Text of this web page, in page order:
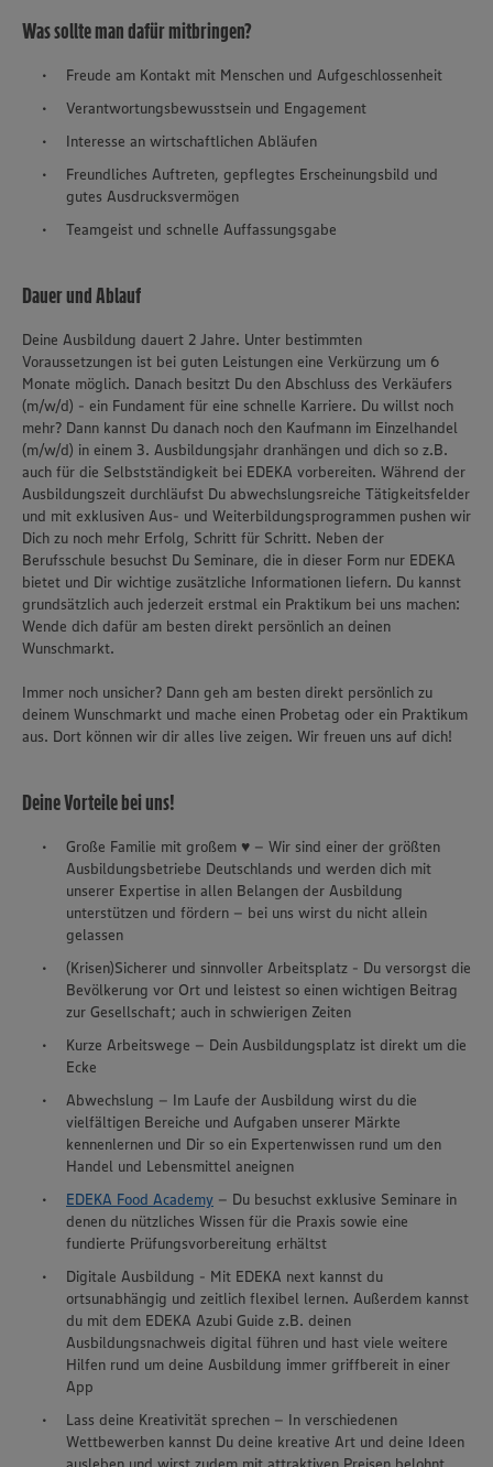
Was sollte man dafür mitbringen?
Freude am Kontakt mit Menschen und Aufgeschlossenheit
Verantwortungsbewusstsein und Engagement
Interesse an wirtschaftlichen Abläufen
Freundliches Auftreten, gepflegtes Erscheinungsbild und
gutes Ausdrucksvermögen
Teamgeist und schnelle Auffassungsgabe
Dauer und Ablauf
Deine Ausbildung dauert 2 Jahre. Unter bestimmten
Voraussetzungen ist bei guten Leistungen eine Verkürzung um 6
Monate möglich. Danach besitzt Du den Abschluss des Verkäufers
(m/w/d) - ein Fundament für eine schnelle Karriere. Du willst noch
mehr? Dann kannst Du danach noch den Kaufmann im Einzelhandel
(m/w/d) in einem 3. Ausbildungsjahr dranhängen und dich so z.B.
auch für die Selbstständigkeit bei EDEKA vorbereiten. Während der
Ausbildungszeit durchläufst Du abwechslungsreiche Tätigkeitsfelder
und mit exklusiven Aus- und Weiterbildungsprogrammen pushen wir
Dich zu noch mehr Erfolg, Schritt für Schritt. Neben der
Berufsschule besuchst Du Seminare, die in dieser Form nur EDEKA
bietet und Dir wichtige zusätzliche Informationen liefern. Du kannst
grundsätzlich auch jederzeit erstmal ein Praktikum bei uns machen:
Wende dich dafür am besten direkt persönlich an deinen
Wunschmarkt.
Immer noch unsicher? Dann geh am besten direkt persönlich zu
deinem Wunschmarkt und mache einen Probetag oder ein Praktikum
aus. Dort können wir dir alles live zeigen. Wir freuen uns auf dich!
Deine Vorteile bei uns!
Große Familie mit großem ♥ – Wir sind einer der größten
Ausbildungsbetriebe Deutschlands und werden dich mit
unserer Expertise in allen Belangen der Ausbildung
unterstützen und fördern – bei uns wirst du nicht allein
gelassen
(Krisen)Sicherer und sinnvoller Arbeitsplatz - Du versorgst die
Bevölkerung vor Ort und leistest so einen wichtigen Beitrag
zur Gesellschaft; auch in schwierigen Zeiten
Kurze Arbeitswege – Dein Ausbildungsplatz ist direkt um die
Ecke
Abwechslung – Im Laufe der Ausbildung wirst du die
vielfältigen Bereiche und Aufgaben unserer Märkte
kennenlernen und Dir so ein Expertenwissen rund um den
Handel und Lebensmittel aneignen
EDEKA Food Academy – Du besuchst exklusive Seminare in
denen du nützliches Wissen für die Praxis sowie eine
fundierte Prüfungsvorbereitung erhältst
Digitale Ausbildung - Mit EDEKA next kannst du
ortsunabhängig und zeitlich flexibel lernen. Außerdem kannst
du mit dem EDEKA Azubi Guide z.B. deinen
Ausbildungsnachweis digital führen und hast viele weitere
Hilfen rund um deine Ausbildung immer griffbereit in einer
App
Lass deine Kreativität sprechen – In verschiedenen
Wettbewerben kannst Du deine kreative Art und deine Ideen